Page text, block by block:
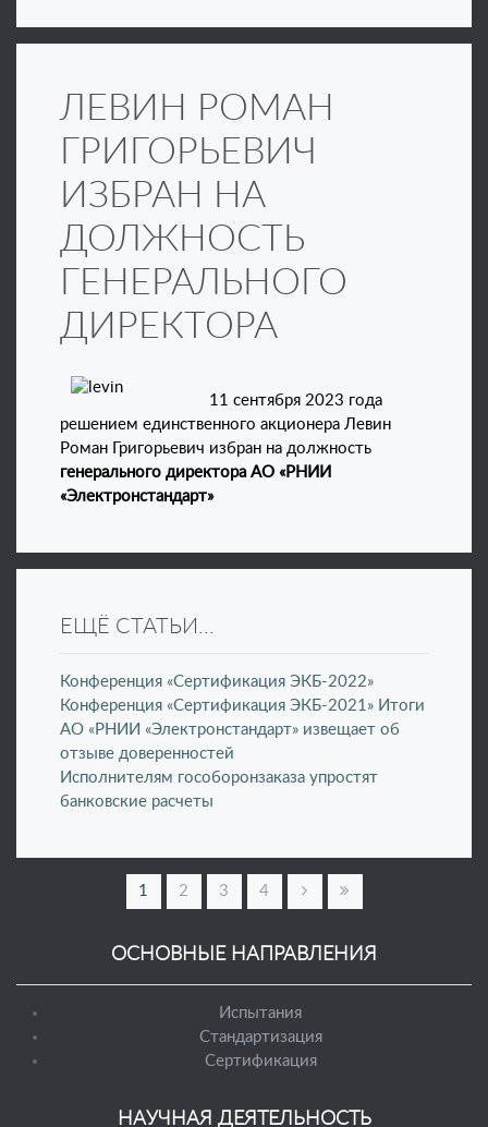
ЛЕВИН РОМАН
ГРИГОРЬЕВИЧ
ИЗБРАН НА
ДОЛЖНОСТЬ
ГЕНЕРАЛЬНОГО
ДИРЕКТОРА
11 сентября 2023 года
решением единственного акционера Левин
Роман Григорьевич избран на должность
генерального директора АО «РНИИ
«Электронстандарт»
ЕЩЁ СТАТЬИ...
Конференция «Сертификация ЭКБ-2022»
Конференция «Сертификация ЭКБ-2021» Итоги
АО «РНИИ «Электронстандарт» извещает об
отзыве доверенностей
Исполнителям гособоронзаказа упростят
банковские расчеты
1 2 3 4
ОСНОВНЫЕ НАПРАВЛЕНИЯ
Испытания
Стандартизация
Сертификация
НАУЧНАЯ ДЕЯТЕЛЬНОСТЬ